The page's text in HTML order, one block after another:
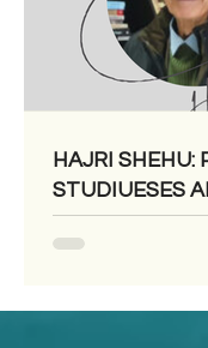
HAJRI SHEHU:
STUDIUESES